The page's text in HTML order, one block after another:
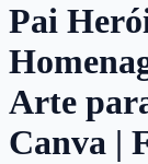
Pai
Arte
Canva |